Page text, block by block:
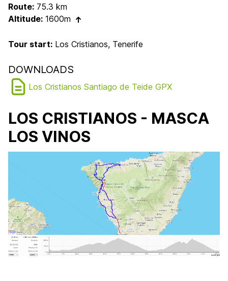
Route: 75.3 km
Altitude: 1600m
Tour start: Los Cristianos, Tenerife
DOWNLOADS
Los Cristianos Santiago de Teide GPX
LOS CRISTIANOS - MASCA
LOS VINOS